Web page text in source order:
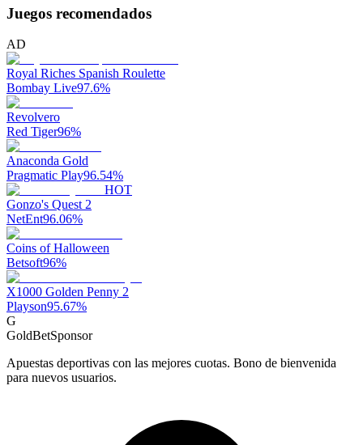
Juegos recomendados
AD
Royal Riches Spanish Roulette
Bombay Live97.6%
Revolvero
Red Tiger96%
Anaconda Gold
Pragmatic Play96.54%
HOT
Gonzo's Quest 2
NetEnt96.06%
Coins of Halloween
Betsoft96%
X1000 Golden Penny 2
Playson95.67%
G
GoldBetSponsor
Apuestas deportivas con las mejores cuotas. Bono de bienvenida
para nuevos usuarios.